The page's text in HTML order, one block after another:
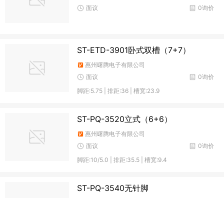
0询价
面议
ST-ETD-3901卧式双槽（7+7）
惠州曙腾电子有限公司
0询价
面议
脚距:5.75 | 排距:36 | 槽宽:23.9
ST-PQ-3520立式（6+6）
惠州曙腾电子有限公司
0询价
面议
脚距:10/5.0 | 排距:35.5 | 槽宽:9.4
ST-PQ-3540无针脚